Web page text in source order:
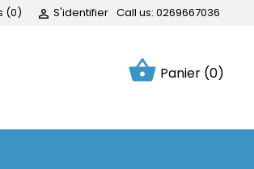
(0)  S'identifier Call us: 0269667036
shopping_basket Panier (0)